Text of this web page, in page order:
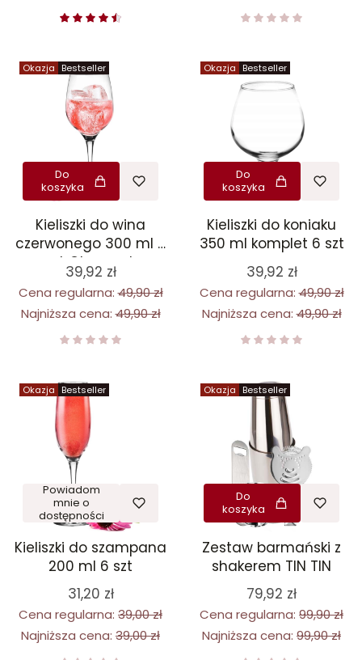
Okazja Bestseller
Do
koszyka
Kieliszki do wina
czerwonego 300 ml 6
szt Glasmark
39,92 zł
Cena regularna: 49,90 zł
Najniższa cena: 49,90 zł
Okazja Bestseller
Do
koszyka
Kieliszki do koniaku
350 ml komplet 6 szt
39,92 zł
Cena regularna: 49,90 zł
Najniższa cena: 49,90 zł
Okazja Bestseller
Powiadom
mnie o
dostępności
Kieliszki do szampana
200 ml 6 szt
31,20 zł
Cena regularna: 39,00 zł
Najniższa cena: 39,00 zł
Okazja Bestseller
Do
koszyka
Zestaw barmański z
shakerem TIN TIN
79,92 zł
Cena regularna: 99,90 zł
Najniższa cena: 99,90 zł